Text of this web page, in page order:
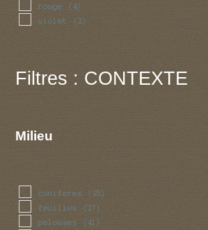
rouge (4)
violet (2)
Filtres : CONTEXTE
Milieu
coniferes (25)
feuillus (37)
pelouses (41)